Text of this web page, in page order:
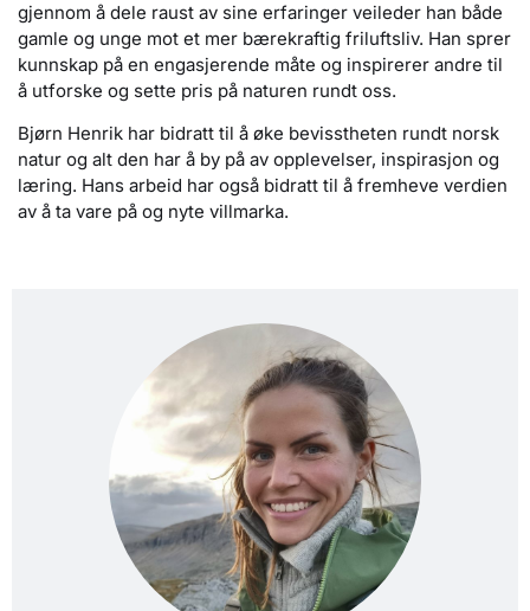
gjennom å dele raust av sine erfaringer veileder han både
gamle og unge mot et mer bærekraftig friluftsliv. Han sprer
kunnskap på en engasjerende måte og inspirerer andre til
å utforske og sette pris på naturen rundt oss.
Bjørn Henrik har bidratt til å øke bevisstheten rundt norsk
natur og alt den har å by på av opplevelser, inspirasjon og
læring. Hans arbeid har også bidratt til å fremheve verdien
av å ta vare på og nyte villmarka.